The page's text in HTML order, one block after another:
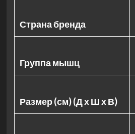
Страна бренда
Группа мышц
Размер (см) (Д х Ш х В)